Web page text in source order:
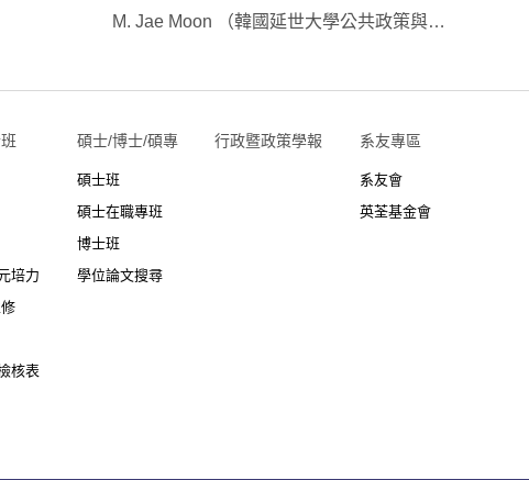
M. Jae Moon （韓國延世大學公共政策與管理學系教授 / Underwood Distinguished Professor of Department of Public Policy and Management, Yonsei University）
培力
核表
碩士/博士/碩專
碩士班
碩士在職專班
博士班
學位論文搜尋
行政暨政策學報 系友專區
系友會
英荃基金會